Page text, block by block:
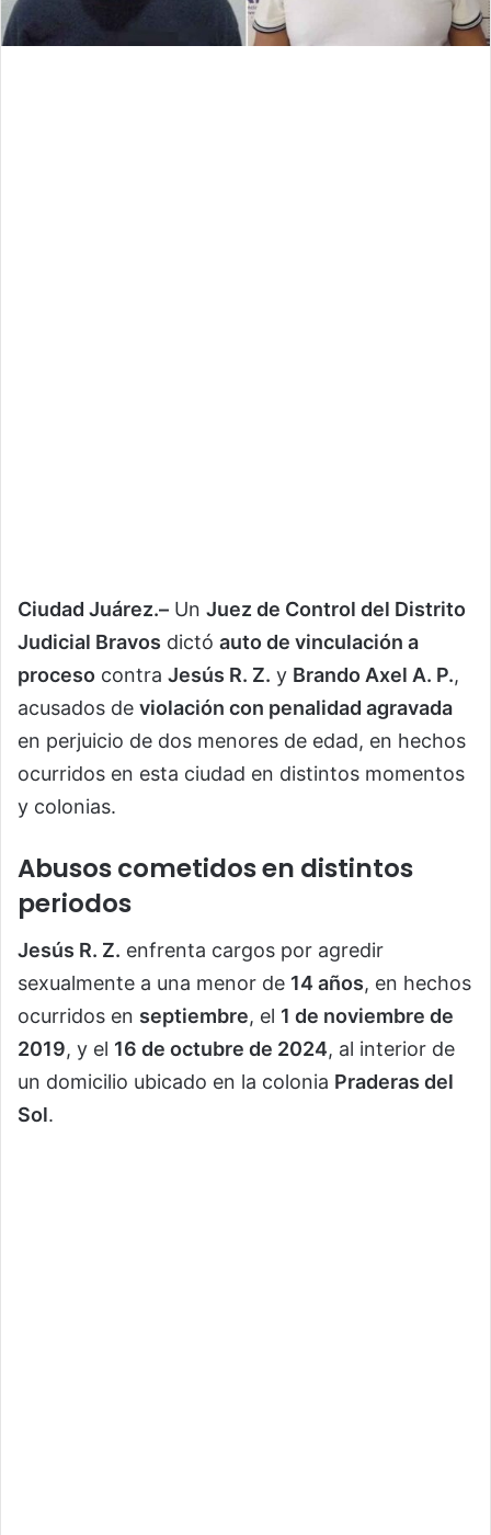
Ciudad Juárez.– Un Juez de Control del Distrito
Judicial Bravos dictó auto de vinculación a
proceso contra Jesús R. Z. y Brando Axel A. P.,
acusados de violación con penalidad agravada
en perjuicio de dos menores de edad, en hechos
ocurridos en esta ciudad en distintos momentos
y colonias.
Abusos cometidos en distintos
periodos
Jesús R. Z. enfrenta cargos por agredir
sexualmente a una menor de 14 años, en hechos
ocurridos en septiembre, el 1 de noviembre de
2019, y el 16 de octubre de 2024, al interior de
un domicilio ubicado en la colonia Praderas del
Sol.